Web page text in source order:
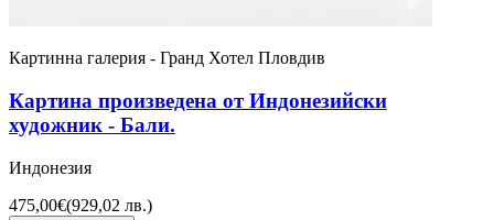
Картинна галерия - Гранд Хотел Пловдив
Картина произведена от Индонезийски
художник - Бали.
Индонезия
475,00€(929,02 лв.)